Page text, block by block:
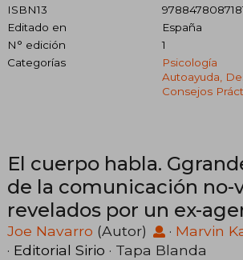
ISBN13
Editado en
España
N° edición
1
Categorías
Psicología
Autoayuda,
Consejos
El cuerpo habla.
de la comunicación no-
revelados por un ex-
F.B.I.
Joe Navarro (Autor) · Marvin
· Editorial Sirio · Tapa Blanda